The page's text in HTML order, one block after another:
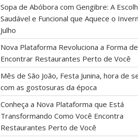
Sopa de Abóbora com Gengibre: A
Saudável e Funcional que Aquece o
Julho
Nova Plataforma Revoluciona a Forma de
Encontrar Restaurantes Perto de Você
Mês de São João, Festa Junina, hora de
com as gostosuras da época
Conheça a Nova Plataforma que Está
Transformando Como Você Encontra
Restaurantes Perto de Você